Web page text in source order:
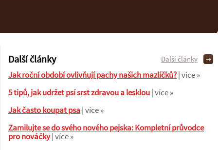
Další články
Jak roční období ovlivňují pachy našich mazlíčků?| více »
5 tipů, jak udržet psí srst zdravou a lesklou| více »
Jak často koupat psa| více »
Zamilujte se do svého nového pejska: Kompletní průvodce
pro nováčky| více »
Další články